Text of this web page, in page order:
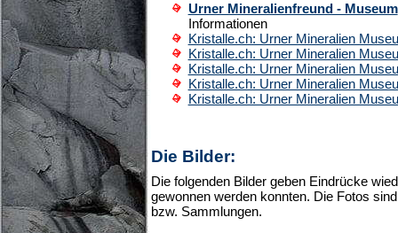
Urner Mineralienfreund - Museum
Informationen
Kristalle.ch: Urner Mineralien
Kristalle.ch: Urner Mineralien
Kristalle.ch: Urner Mineralien
Kristalle.ch: Urner Mineralien
Kristalle.ch: Urner Mineralien
Die Bilder:
Die folgenden Bilder geben Eindrücke
gewonnen werden konnten. Die Fotos
bzw. Sammlungen.